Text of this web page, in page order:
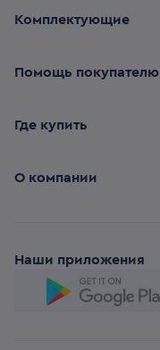
Комплектующие
Помощь покупателю
Где купить
О компании
Наши приложения